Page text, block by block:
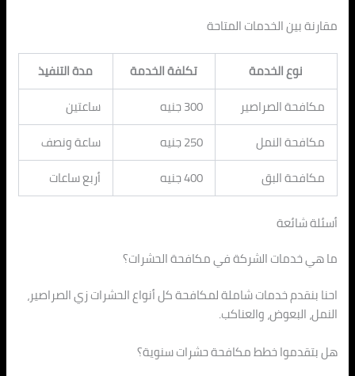
مقارنة بين الخدمات المتاحة
نوع الخدمة تكلفة الخدمة
مدة التنفيذ
مكافحة الصراصير
300 جنيه
ساعتين
مكافحة النمل
250 جنيه
ساعة ونصف
مكافحة البق
400 جنيه أربع ساعات
أسئلة شائعة
ما هي خدمات الشركة في مكافحة الحشرات؟
احنا بنقدم خدمات شاملة لمكافحة كل أنواع الحشرات زي الصراصير،
النمل، البعوض، والعناكب.
هل بتقدموا خطط مكافحة حشرات سنوية؟